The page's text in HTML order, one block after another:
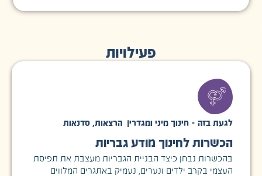
פעילויות
לגעת בזה - חינוך מיני ומגדרי הרצאות, סדנאות
הכשרות לחינוך מודע גבריות
בהכשרות נבחן כיצד הבניית הגבריות מעצבת את תפיסת
העצמי בקרב ילדים ונערים, נעמיק באתגרים המלווים